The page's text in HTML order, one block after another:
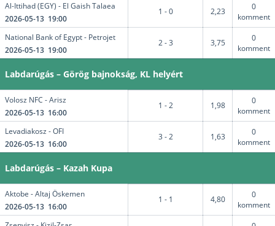
Al-Ittihad (EGY) - El Gaish Talaea
2026-05-13 19:00
1 - 0 2,23
0
komment
National Bank of Egypt - Petrojet
2026-05-13 19:00
2 - 3 3,75
0
komment
Labdarúgás – Görög bajnokság, KL helyért
Volosz NFC - Arisz
2026-05-13 16:00
1 - 2 1,98
0
komment
Levadiakosz - OFI
2026-05-13 16:00
3 - 2 1,63
0
komment
Labdarúgás – Kazah Kupa
Aktobe - Altaj Öskemen
2026-05-13 16:00
1 - 1 4,80
0
komment